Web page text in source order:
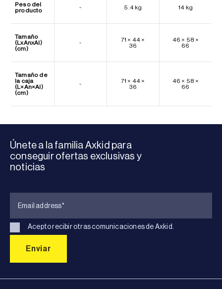
Peso del
producto
- 5.4 kg 14 kg
Tamaño
(LxAnxAl)
(cm)
-
71 × 44 ×
36
46 × 58 ×
66
Tamaño de
la caja
(L×An×Al)
(cm)
-
71 × 44 ×
36
46 × 58 ×
66
Únete a la familia Axkid para
conseguir ofertas exclusivas y
noticias
Acepto recibir otras comunicaciones de Axkid.